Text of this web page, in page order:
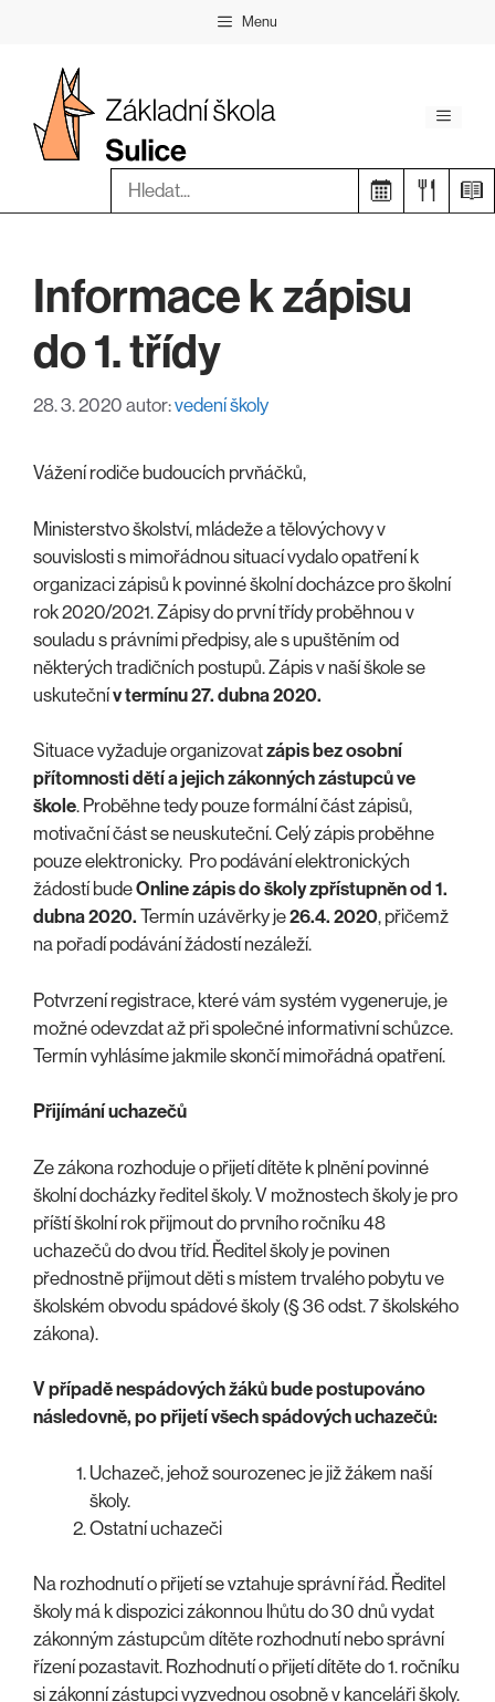
Menu
Menu
Hledat:
Informace k zápisu
do 1. třídy
28. 3. 2020 autor:vedení školy
Vážení rodiče budoucích prvňáčků,
Ministerstvo školství, mládeže a tělovýchovy v
souvislosti s mimořádnou situací vydalo opatření k
organizaci zápisů k povinné školní docházce pro školní
rok 2020/2021. Zápisy do první třídy proběhnou v
souladu s právními předpisy, ale s upuštěním od
některých tradičních postupů. Zápis v naší škole se
uskutečnív termínu 27. dubna 2020.
Situace vyžaduje organizovatzápis bez osobní
přítomnosti dětí a jejich zákonných zástupců ve
škole. Proběhne tedy pouze formální část zápisů,
motivační část se neuskuteční. Celý zápis proběhne
pouze elektronicky. Pro podávání elektronických
žádostí budeOnline zápis do školy zpřístupněn od 1.
dubna2020. Termín uzávěrky je26.4. 2020, přičemž
na pořadí podávání žádostí nezáleží.
Potvrzení registrace, které vám systém vygeneruje, je
možné odevzdat až při společné informativní schůzce.
Termín vyhlásíme jakmile skončí mimořádná opatření.
Přijímání uchazečů
Ze zákona rozhoduje o přijetí dítěte k plnění povinné
školní docházky ředitel školy. V možnostech školy je pro
příští školní rok přijmout do prvního ročníku 48
uchazečů do dvou tříd. Ředitel školy je povinen
přednostně přijmout děti s místem trvalého pobytu ve
školském obvodu spádové školy (§ 36 odst. 7 školského
zákona).
V případě nespádových žáků bude postupováno
následovně, po přijetí všech spádových uchazečů:
Uchazeč, jehož sourozenec je již žákem naší
školy.
Ostatní uchazeči
Na rozhodnutí o přijetí se vztahuje správní řád. Ředitel
školy má k dispozici zákonnou lhůtu do 30 dnů vydat
zákonným zástupcům dítěte rozhodnutí nebo správní
řízení pozastavit. Rozhodnutí o přijetí dítěte do 1. ročníku
si zákonní zástupci vyzvednou osobně v kanceláři školy.